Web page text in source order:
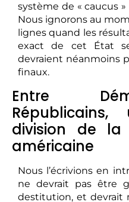
système de « caucus
Nous ignorons au
lignes quand les
exact de cet État
devraient néanmoins
finaux.
Entre
division de la
américaine
Nous l’écrivions en
ne devrait pas être
destitution, et devrait